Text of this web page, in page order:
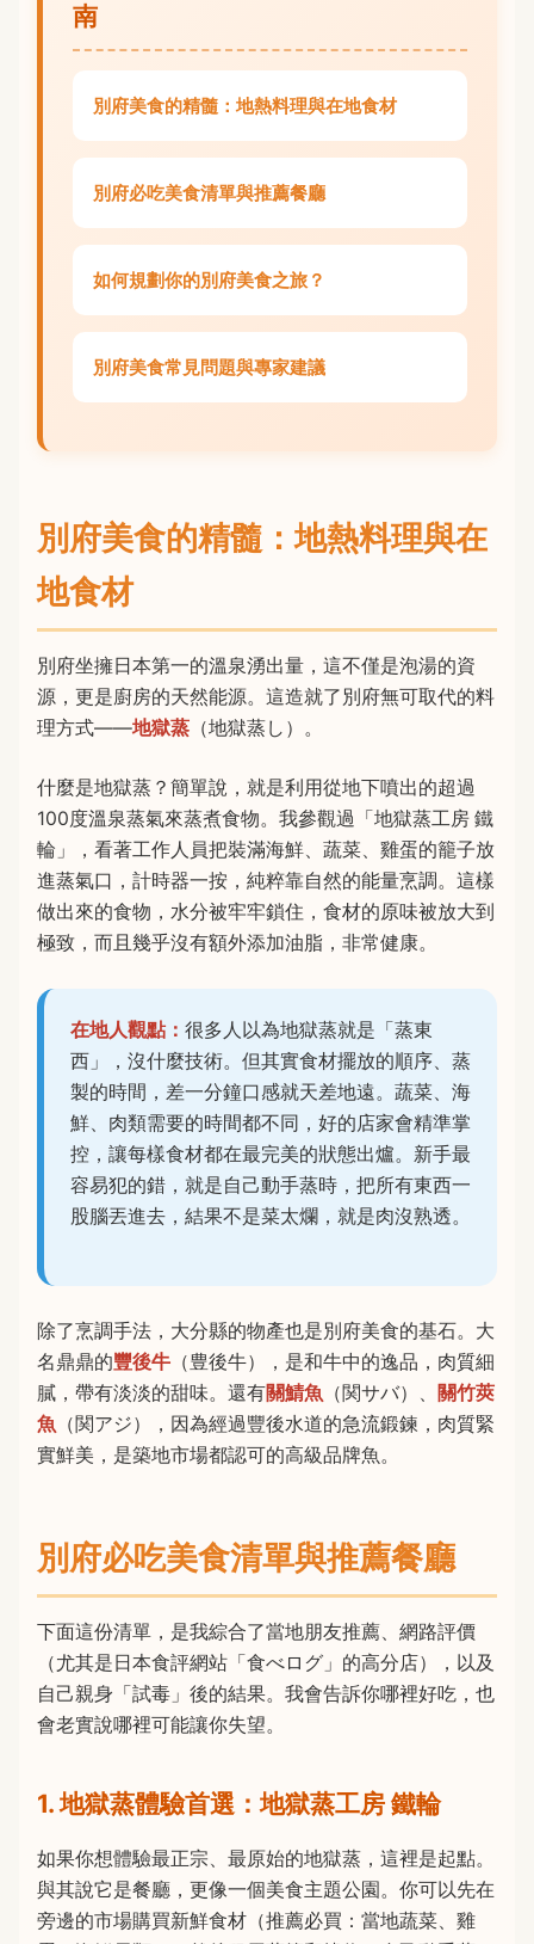
南
別府美食的精髓：地熱料理與在地食材
別府必吃美食清單與推薦餐廳
如何規劃你的別府美食之旅？
別府美食常見問題與專家建議
別府美食的精髓：地熱料理與在
地食材
別府坐擁日本第一的溫泉湧出量，這不僅是泡湯的資
源，更是廚房的天然能源。這造就了別府無可取代的料
理方式——地獄蒸 （地獄蒸し）。
什麼是地獄蒸？簡單說，就是利用從地下噴出的超過
100度溫泉蒸氣來蒸煮食物。我參觀過「地獄蒸工房 鐵
輪」，看著工作人員把裝滿海鮮、蔬菜、雞蛋的籠子放
進蒸氣口，計時器一按，純粹靠自然的能量烹調。這樣
做出來的食物，水分被牢牢鎖住，食材的原味被放大到
極致，而且幾乎沒有額外添加油脂，非常健康。
在地人觀點： 很多人以為地獄蒸就是「蒸東
西」，沒什麼技術。但其實食材擺放的順序、蒸
製的時間，差一分鐘口感就天差地遠。蔬菜、海
鮮、肉類需要的時間都不同，好的店家會精準掌
控，讓每樣食材都在最完美的狀態出爐。新手最
容易犯的錯，就是自己動手蒸時，把所有東西一
股腦丟進去，結果不是菜太爛，就是肉沒熟透。
除了烹調手法，大分縣的物產也是別府美食的基石。大
名鼎鼎的豐後牛 （豊後牛），是和牛中的逸品，肉質細
膩，帶有淡淡的甜味。還有關鯖魚 （関サバ）、
關竹莢
魚 （関アジ），因為經過豐後水道的急流鍛鍊，肉質緊
實鮮美，是築地市場都認可的高級品牌魚。
別府必吃美食清單與推薦餐廳
下面這份清單，是我綜合了當地朋友推薦、網路評價
（尤其是日本食評網站「食べログ」的高分店），以及
自己親身「試毒」後的結果。我會告訴你哪裡好吃，也
會老實說哪裡可能讓你失望。
1. 地獄蒸體驗首選：地獄蒸工房 鐵輪
如果你想體驗最正宗、最原始的地獄蒸，這裡是起點。
與其說它是餐廳，更像一個美食主題公園。你可以先在
旁邊的市場購買新鮮食材（推薦必買：當地蔬菜、雞